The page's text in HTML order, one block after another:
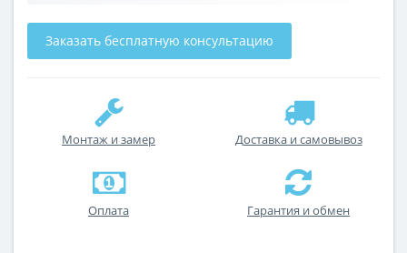
Заказать бесплатную консультацию
Монтаж и замер Доставка и самовывоз
Оплата Гарантия и обмен